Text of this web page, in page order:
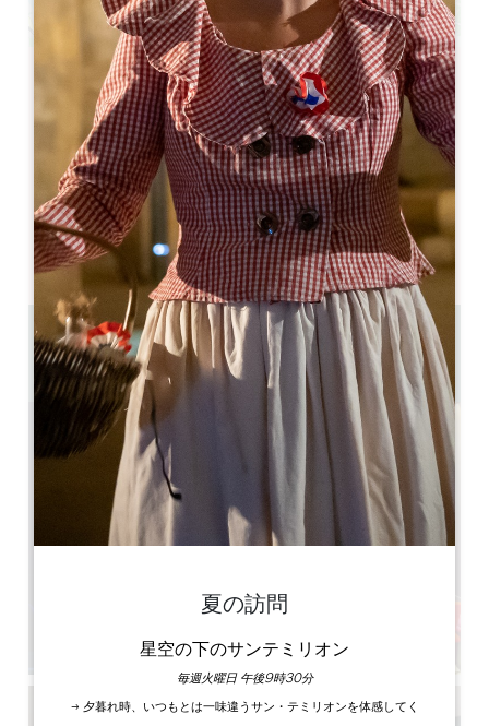
Leaflet
Café-théâtre guinguette
11 ROUTE DE LOISEAU
33126 Fronsac
お問い合わせ
U字型ルームの収容人数 : 50
劇場収容人数 : 100
9.6 km
GPSコードをコピーする
夏の訪問
星空の下のサンテミリオン
毎週火曜日 午後9時30分
→ 夕暮れ時、いつもとは一味違うサン・テミリオンを体感してく